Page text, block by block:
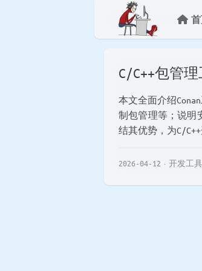
C/C++包管
本文全面介绍
制包管理等；说明
结其优势，为C/
2026-04-12 开发工具